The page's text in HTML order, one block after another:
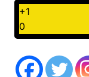
+1
0